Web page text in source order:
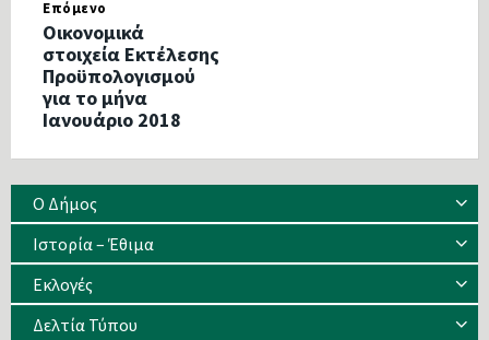
Επόμενο
Οικονομικά
στοιχεία Εκτέλεσης
Προϋπολογισμού
για το μήνα
Ιανουάριο 2018
Ο Δήμος
Ιστορία – Έθιμα
Eκλογές
Δελτία Τύπου